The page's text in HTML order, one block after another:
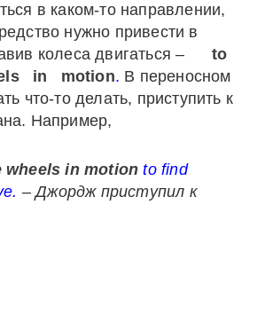
в каком-то направлении,
нужно привести в
колеса двигаться –
to
in motion. В переносном
что-то делать, приступить к
Например,
wheels in motion to find
–Джордж приступил к